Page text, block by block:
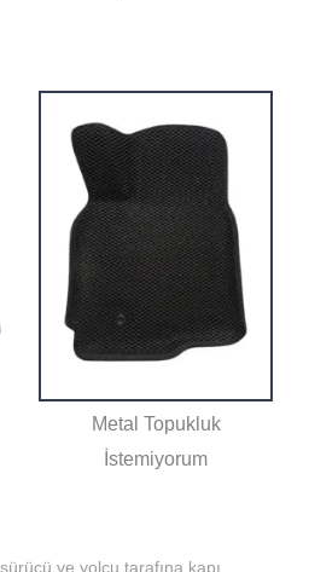
Metal Topukluk
İstemiyorum
ve yolcu tarafına kapı